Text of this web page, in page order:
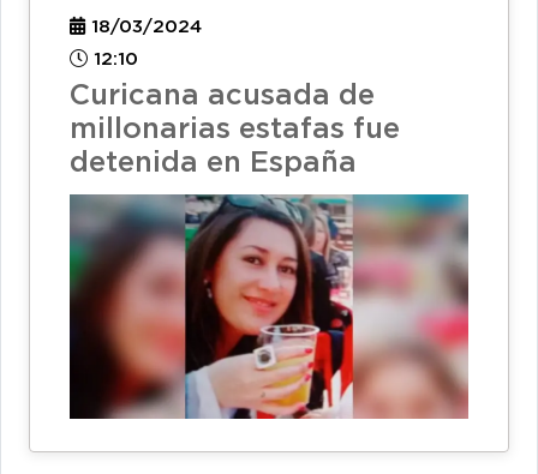
18/03/2024
12:10
Curicana acusada de
millonarias estafas fue
detenida en España